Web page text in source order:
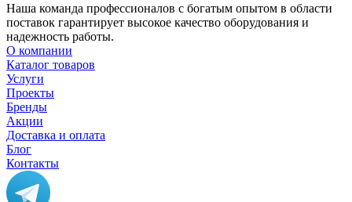
Наша команда профессионалов с богатым опытом в области
поставок гарантирует высокое качество оборудования и
надежность работы.
О компании
Каталог товаров
Услуги
Проекты
Бренды
Акции
Доставка и оплата
Блог
Контакты